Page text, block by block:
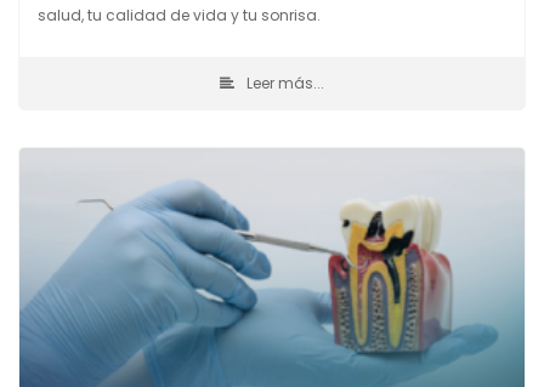
salud, tu calidad de vida y tu sonrisa.
Leer más...